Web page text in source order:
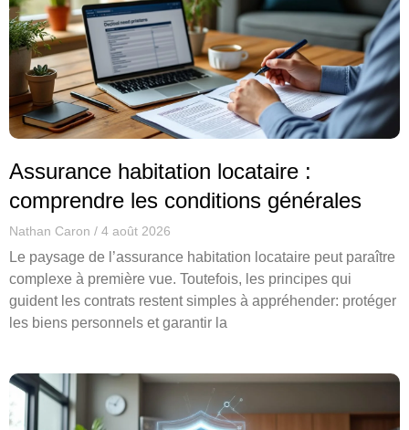
Assurance habitation locataire :
comprendre les conditions générales
Nathan Caron 4 août 2026
Le paysage de l’assurance habitation locataire peut paraître
complexe à première vue. Toutefois, les principes qui
guident les contrats restent simples à appréhender: protéger
les biens personnels et garantir la